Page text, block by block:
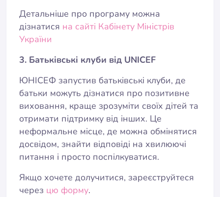
Детальніше про програму можна
дізнатися на сайті Кабінету Міністрів
України
3. Батьківські клуби від UNICEF
ЮНІСЕФ запустив батьківські клуби, де
батьки можуть дізнатися про позитивне
виховання, краще зрозуміти своїх дітей та
отримати підтримку від інших. Це
неформальне місце, де можна обмінятися
досвідом, знайти відповіді на хвилюючі
питання і просто поспілкуватися.
Якщо хочете долучитися, зареєструйтеся
через цю форму.